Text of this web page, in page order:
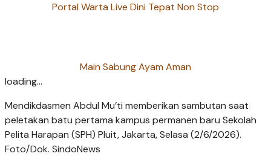
Portal Warta Live Dini Tepat Non Stop
Main Sabung Ayam Aman
loading...
Mendikdasmen Abdul Mu’ti memberikan sambutan saat
peletakan batu pertama kampus permanen baru Sekolah
Pelita Harapan (SPH) Pluit, Jakarta, Selasa (2/6/2026).
Foto/Dok. SindoNews